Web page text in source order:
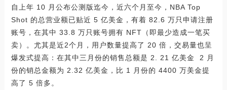
自上年 10 月公布公测版迄今，近六个月至今，NBA Top
Shot 的总营业额已贴近 5 亿美金，有着 82.6 万只申请注册
账号，在其中 33.8 万只账号拥有 NFT（即最少造成一笔买
卖）。尤其是近2个月，用户数量提高了 20 倍，交易量也呈
爆发式提高：在其中三月份的销售总额是 2. 21 亿美金 2 月
份的销总金额为 2.32 亿美金，比 1 月份的 4400 万美金提
高了 5 倍多。